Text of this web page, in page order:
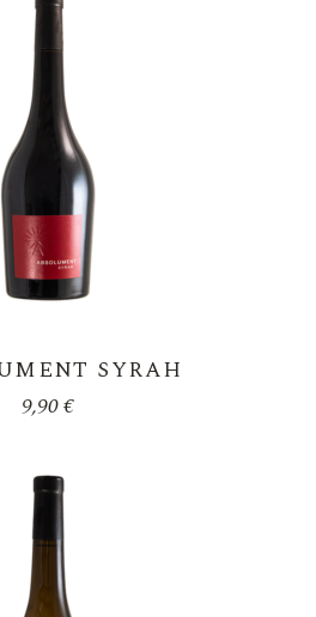
SYRAH
9,90€